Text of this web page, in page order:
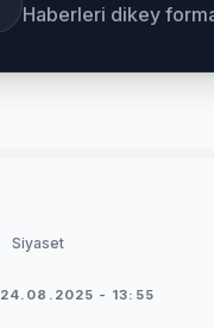
Haberleri dikey
Siyaset
24.08.2025 - 13:55